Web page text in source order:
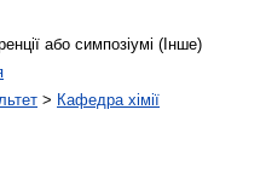
або симпозіумі (Інше)
> Кафедра хімії